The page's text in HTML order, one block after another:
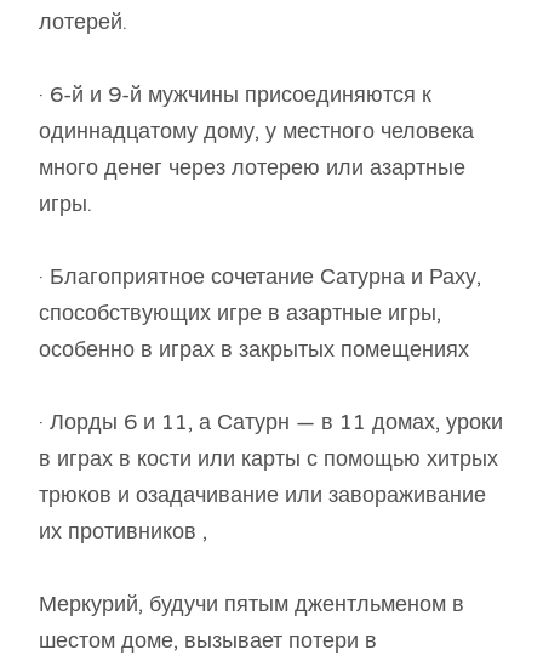
лотерей.
· 6-й и 9-й мужчины присоединяются к
одиннадцатому дому, у местного человека
много денег через лотерею или азартные
игры.
· Благоприятное сочетание Сатурна и Раху,
способствующих игре в азартные игры,
особенно в играх в закрытых помещениях
· Лорды 6 и 11, а Сатурн — в 11 домах, уроки
в играх в кости или карты с помощью хитрых
трюков и озадачивание или завораживание
их противников ,
Меркурий, будучи пятым джентльменом в
шестом доме, вызывает потери в